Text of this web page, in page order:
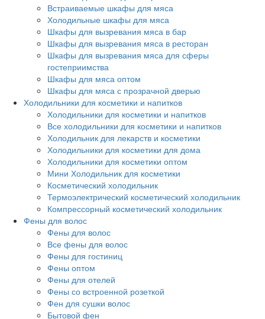
Встраиваемые шкафы для мяса
Холодильные шкафы для мяса
Шкафы для вызревания мяса в бар
Шкафы для вызревания мяса в ресторан
Шкафы для вызревания мяса для сферы
гостеприимства
Шкафы для мяса оптом
Шкафы для мяса с прозрачной дверью
Холодильники для косметики и напитков
Холодильники для косметики и напитков
Все холодильники для косметики и напитков
Холодильник для лекарств и косметики
Холодильники для косметики для дома
Холодильники для косметики оптом
Мини Холодильник для косметики
Косметический холодильник
Термоэлектрический косметический холодильник
Компрессорный косметический холодильник
Фены для волос
Фены для волос
Все фены для волос
Фены для гостиниц
Фены оптом
Фены для отелей
Фены со встроенной розеткой
Фен для сушки волос
Бытовой фен